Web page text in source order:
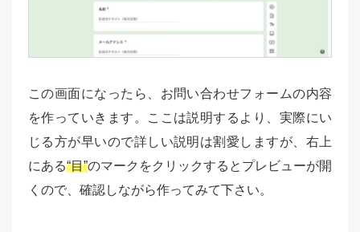
この画面になったら、お問い合わせフォームの内容
を作っていきます。ここは説明するより、実際にい
じる方が早いので詳しい説明は割愛しますが、右上
にある“目”のマークをクリックするとプレビューが開
くので、確認しながら作ってみて下さい。